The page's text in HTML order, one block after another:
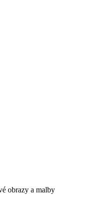
obrazy a malby